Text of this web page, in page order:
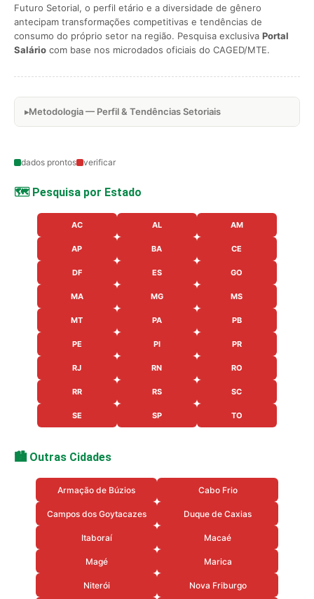
Futuro Setorial, o perfil etário e a diversidade de gênero
antecipam transformações competitivas e tendências de
consumo do próprio setor na região. Pesquisa exclusiva Portal
Salário com base nos microdados oficiais do CAGED/MTE.
Metodologia — Perfil & Tendências Setoriais
dados prontos verificar
🗺️ Pesquisa por Estado
AC AL AM
AP BA CE
DF ES GO
MA MG MS
MT PA PB
PE PI PR
RJ RN RO
RR RS SC
SE SP TO
🏙️ Outras Cidades
Armação de Búzios Cabo Frio
Campos dos Goytacazes Duque de Caxias
Itaboraí Macaé
Magé Marica
Niterói Nova Friburgo